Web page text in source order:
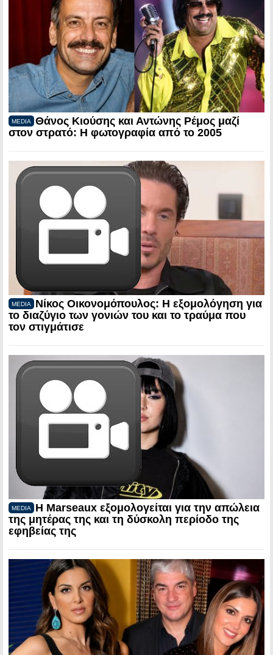
MEDIA
Θάνος Κιούσης και Αντώνης Ρέμος μαζί
στον στρατό: Η φωτογραφία από το 2005
MEDIA
Νίκος Οικονομόπουλος: Η εξομολόγηση για
το διαζύγιο των γονιών του και το τραύμα που
τον στιγμάτισε
MEDIA
Η Marseaux εξομολογείται για την απώλεια
της μητέρας της και τη δύσκολη περίοδο της
εφηβείας της